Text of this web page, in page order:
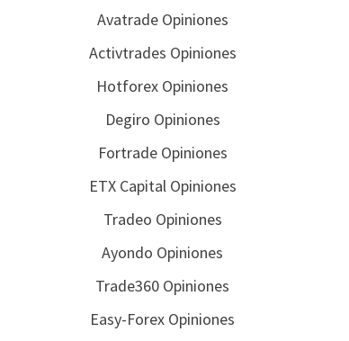
Avatrade Opiniones
Activtrades Opiniones
Hotforex Opiniones
Degiro Opiniones
Fortrade Opiniones
ETX Capital Opiniones
Tradeo Opiniones
Ayondo Opiniones
Trade360 Opiniones
Easy-Forex Opiniones